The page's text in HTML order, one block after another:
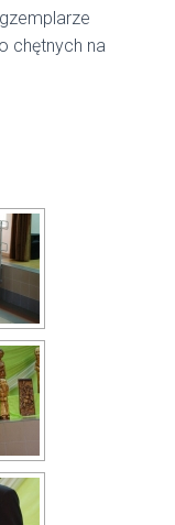
chętnych na